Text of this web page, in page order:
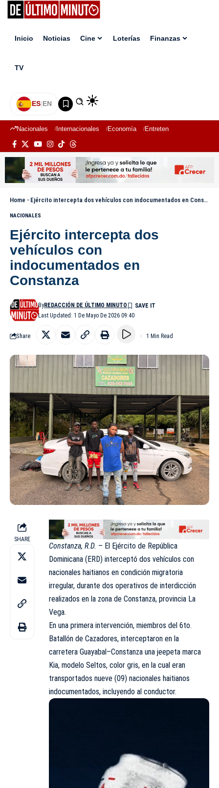
Inicio Noticias Cine Loterías Finanzas
TV
ES|EN
Nacionales Internacionales Economía Entretenimiento
Home - Ejército intercepta dos vehículos con indocumentados en Constanza
NACIONALES
Ejército intercepta dos
vehículos con
indocumentados en
Constanza
Last Updated: 1 De Mayo De 2026 09:40
ByREDACCIÓN DE ÚLTIMO MINUTO
Share 1 Min Read
SHARE
Constanza, R.D. – El Ejército de República
Dominicana (ERD) interceptó dos vehículos con
nacionales haitianos en condición migratoria
irregular, durante dos operativos de interdicción
realizados en la zona de Constanza, provincia La
Vega.
En una primera intervención, miembros del 6to.
Batallón de Cazadores, interceptaron en la
carretera Guayabal–Constanza una jeepeta marca
Kia, modelo Seltos, color gris, en la cual eran
transportados nueve (09) nacionales haitianos
indocumentados, incluyendo al conductor.